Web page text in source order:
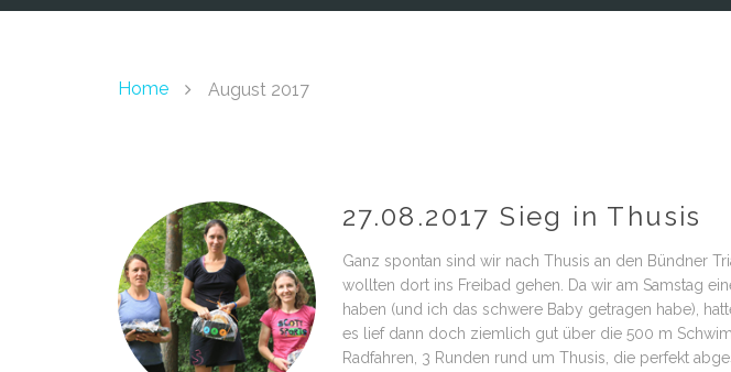
Home August 2017
27.08.2017 Sieg in Thusis
Ganz spontan sind wir nach Thusis an den Bündner
wollten dort ins Freibad gehen. Da wir am Samstag
haben (und ich das schwere Baby getragen habe),
es lief dann doch ziemlich gut über die 500 m
Radfahren, 3 Runden rund um Thusis, die perfekt